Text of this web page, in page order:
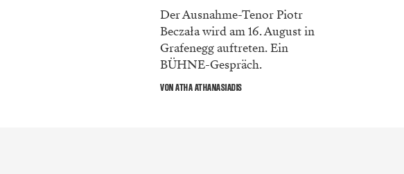
Der Ausnahme-Tenor Piotr
Beczała wird am 16. August in
Grafenegg auftreten. Ein
BÜHNE-Gespräch.
VON ATHA ATHANASIADIS